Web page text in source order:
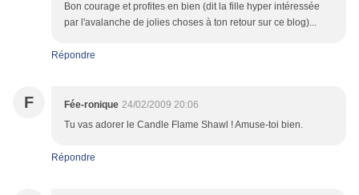
Bon courage et profites en bien (dit la fille hyper intéressée
par l'avalanche de jolies choses à ton retour sur ce blog)...
Répondre
F Fée-ronique 24/02/2009 20:06
Tu vas adorer le Candle Flame Shawl ! Amuse-toi bien.
Répondre